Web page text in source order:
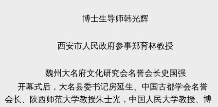
博士生导师韩光辉
西安市人民政府参事郑育林教授
魏州大名府文化研究会名誉会长史国强
开幕式后，大名县委书记房延生、中国古都学会名誉
会长、陕西师范大学教授朱士光，中国人民大学教授、博